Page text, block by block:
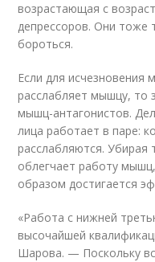
возрастающая с
депрессоров. Они тоже
бороться.
Если для исчезновения
расслабляет мышцу, то
мышц-антагонистов.
лица работает в паре:
расслабляются. Убирая
облегчает работу
образом достигается
«Работа с нижней
высочайшей
Шарова. — Поскольку